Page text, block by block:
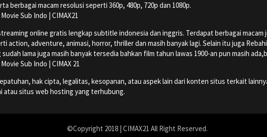
berbagai macam resolusi seperti 360p, 480p, 720p dan 1080p.
Sub Indo | CIMAX21
online gratis lengkap subtitle indonesia dan inggris. Terdapat berbagai
action, adventure, animasi, horror, thriller dan masih banyak lagi. Selain itu juga
lama juga masih banyak tersedia bahkan film tahun lawas 1900-an pun masih
Sub Indo | CIMAX 21
hak cipta, legalitas, kesopanan, atau aspek lain dari konten situs terkait
atau situs web hosting yang terhubung.
©Copyright 2018 | CIMAX21 All Right Reserved.